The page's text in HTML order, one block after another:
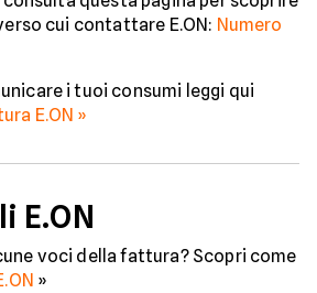
cui contattare E.ON: Numero
i tuoi consumi leggi qui
E.ON »
E.ON
voci della fattura? Scopri come
»